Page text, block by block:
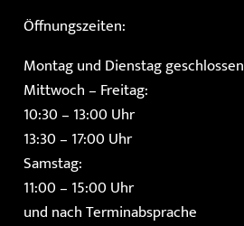
Öffnungszeiten:
Montag und Dienstag geschlossen
Mittwoch – Freitag:
10:30 – 13:00 Uhr
13:30 – 17:00 Uhr
Samstag:
11:00 – 15:00 Uhr
und nach Terminabsprache